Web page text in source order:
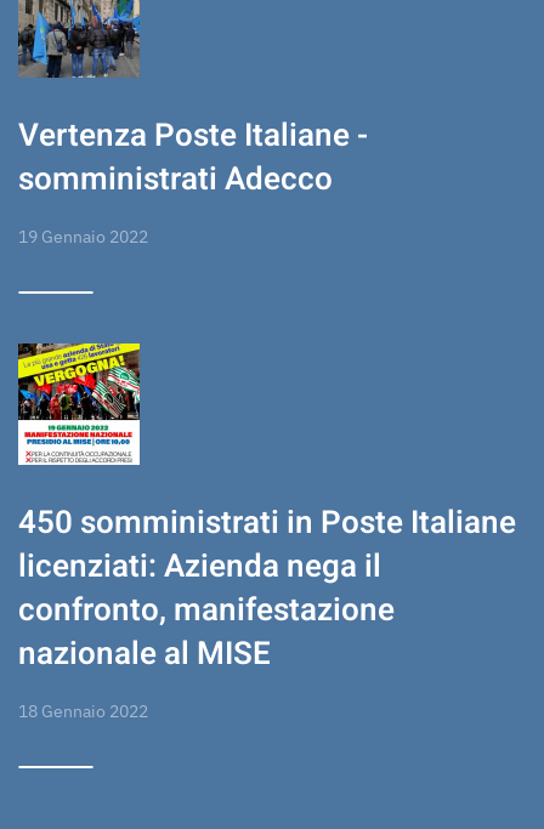
Vertenza Poste Italiane -
somministrati Adecco
19 Gennaio 2022
450 somministrati in Poste Italiane
licenziati: Azienda nega il
confronto, manifestazione
nazionale al MISE
18 Gennaio 2022